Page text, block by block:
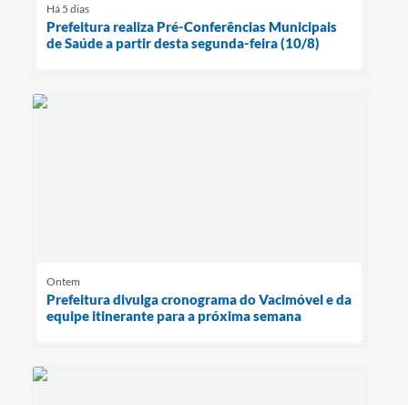
Há 5 dias
Prefeitura realiza Pré-Conferências Municipais
de Saúde a partir desta segunda-feira (10/8)
Ontem
Prefeitura divulga cronograma do Vacimóvel e da
equipe itinerante para a próxima semana